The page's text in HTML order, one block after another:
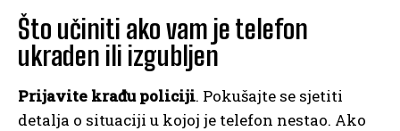
Što učiniti ako vam je telefon
ukraden ili izgubljen
Prijavite krađu policiji. Pokušajte se sjetiti
detalja o situaciji u kojoj je telefon nestao. Ako